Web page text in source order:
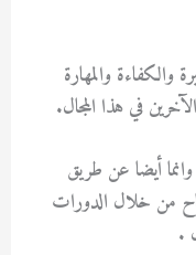
والكفاءة والمهارة
في هذا المجال.
أيضا عن طريق
من خلال الدورات
.